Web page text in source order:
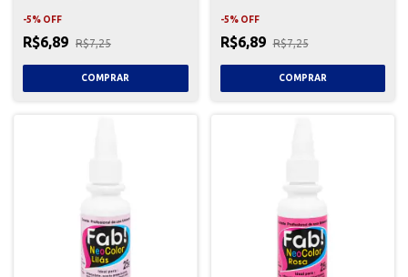
-5% OFF
R$6,89 R$7,25
-5% OFF
R$6,89 R$7,25